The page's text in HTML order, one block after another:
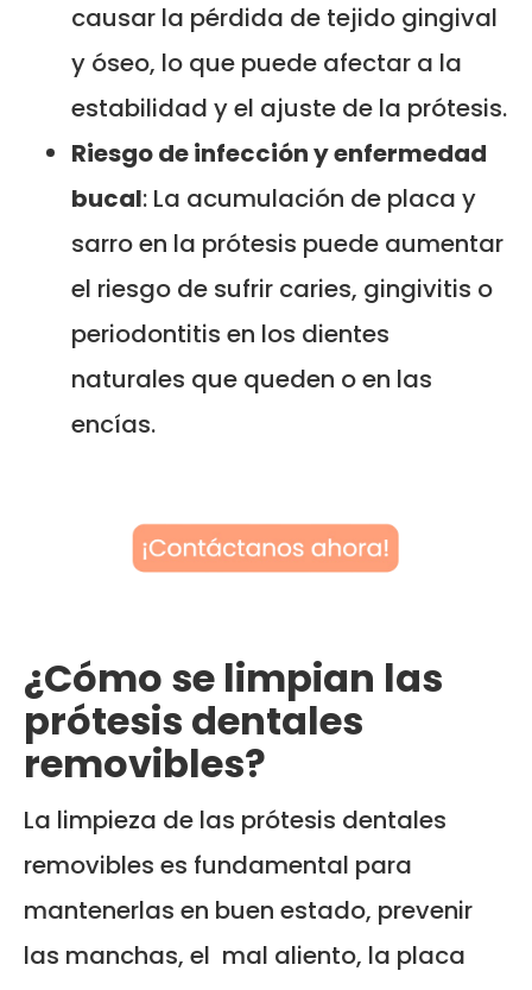
causar la pérdida de tejido gingival
y óseo, lo que puede afectar a la
estabilidad y el ajuste de la prótesis.
Riesgo de infección y enfermedad
bucal: La acumulación de placa y
sarro en la prótesis puede aumentar
el riesgo de sufrir caries, gingivitis o
periodontitis en los dientes
naturales que queden o en las
encías.
¿Cómo se limpian las
prótesis dentales
removibles?
La limpieza de las prótesis dentales
removibles es fundamental para
mantenerlas en buen estado, prevenir
las manchas, el mal aliento, la placa